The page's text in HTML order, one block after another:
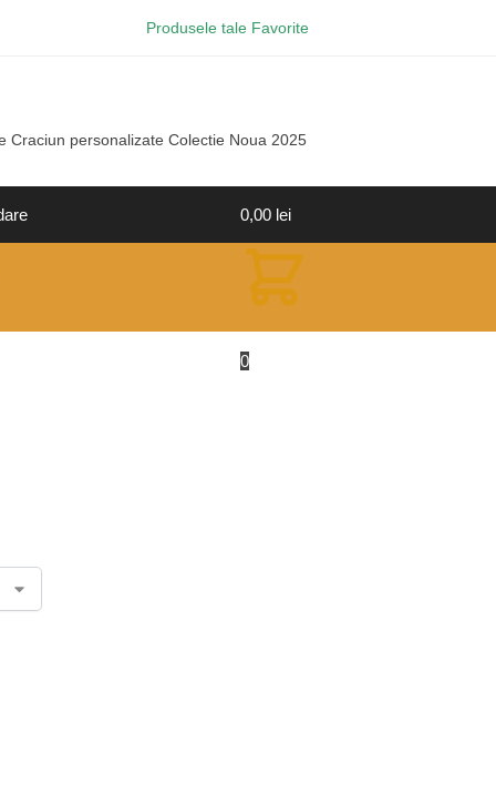
Produsele tale Favorite
Craciun personalizate Colectie Noua 2025
0,00 lei
0